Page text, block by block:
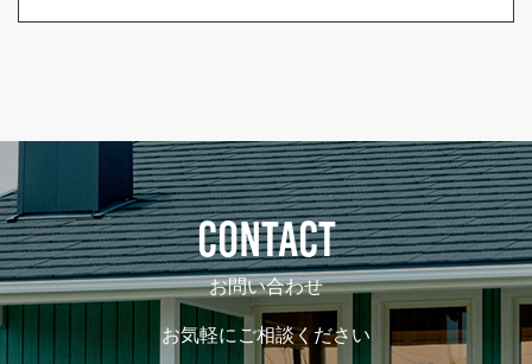
CONTACT
お問い合わせ
お気軽にご相談ください